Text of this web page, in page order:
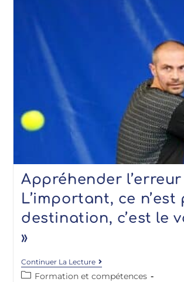
Appréhender l’erreur
L’important, ce n’est
destination, c’est le
»
Continuer La Lecture
Formation et compétences